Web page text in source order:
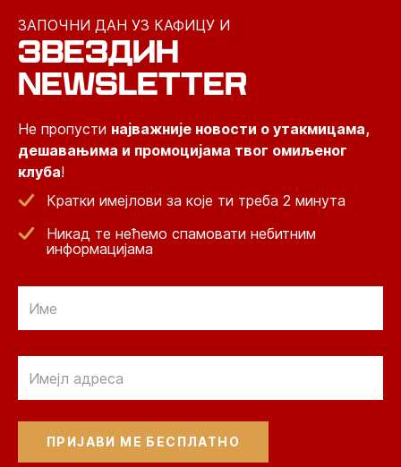
ЗАПОЧНИ ДАН УЗ КАФИЦУ И
ЗВЕЗДИН
NEWSLETTER
Не пропусти најважније новости о утакмицама,
дешавањима и промоцијама твог омиљеног
клуба!
Кратки имејлови за које ти треба 2 минута
Никад те нећемо спамовати небитним
информацијама